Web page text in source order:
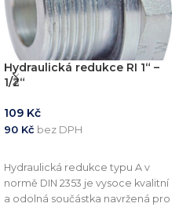
Hydraulická redukce RI 1“ –
1/2“
109 Kč
90 Kč bez DPH
Hydraulická redukce typu A v
normě DIN 2353 je vysoce kvalitní
a odolná součástka navržená pro